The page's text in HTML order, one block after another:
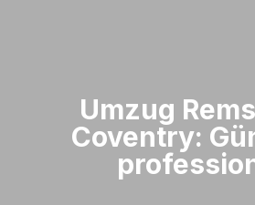
Umzug
Coventry: